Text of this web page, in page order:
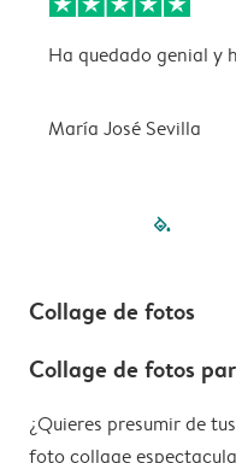
Ha quedado genial y
María José Sevilla
Collage de fotos
Collage de fotos
¿Quieres presumir de
foto collage